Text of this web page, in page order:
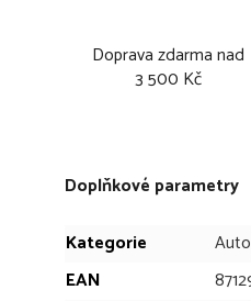
Doprava zdarma nad
3 500 Kč
Doplňkové parametry
Kategorie
EAN